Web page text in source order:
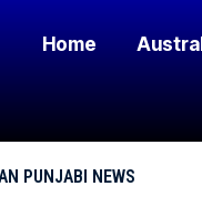
Home
PUNJABI NEWS